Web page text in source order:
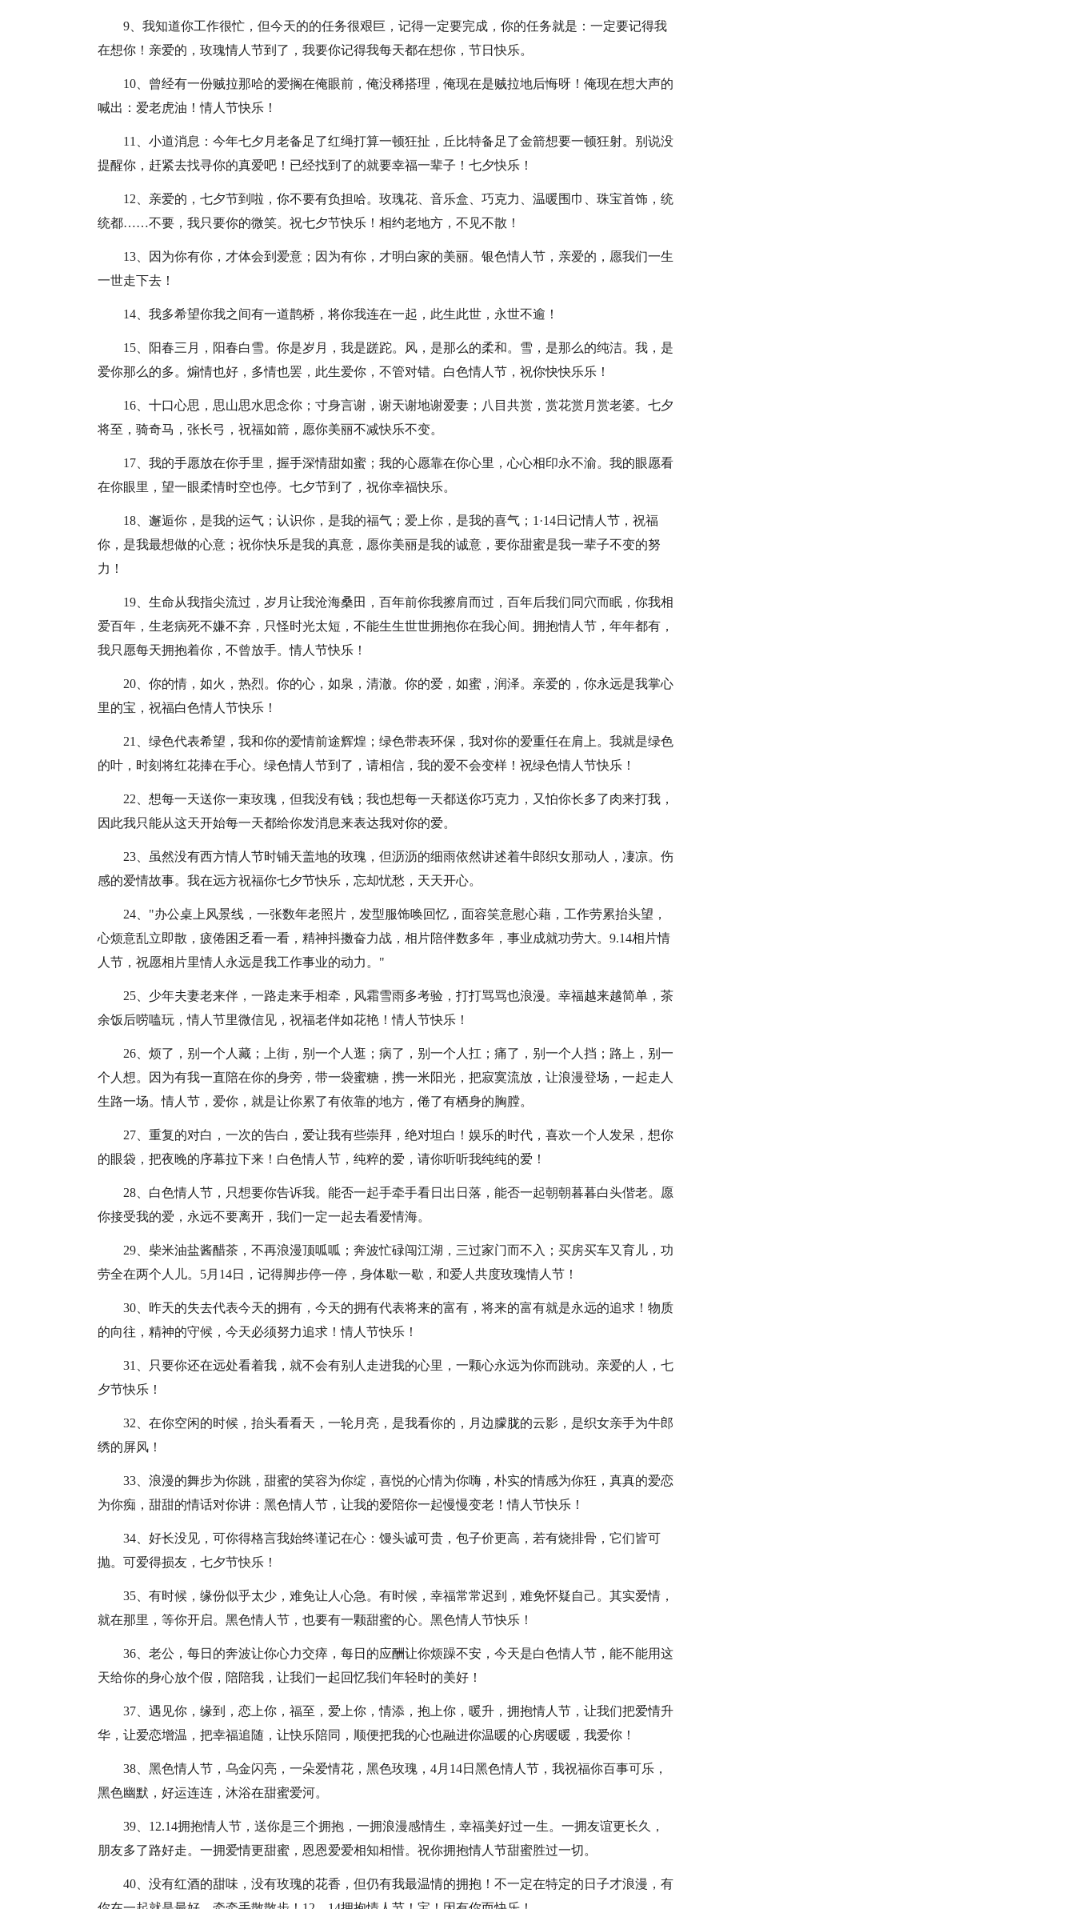
9、我知道你工作很忙，但今天的的任务很艰巨，记得一定要完成，你的任务就是：一定要记得我
在想你！亲爱的，玫瑰情人节到了，我要你记得我每天都在想你，节日快乐。
10、曾经有一份贼拉那哈的爱搁在俺眼前，俺没稀搭理，俺现在是贼拉地后悔呀！俺现在想大声的
喊出：爱老虎油！情人节快乐！
11、小道消息：今年七夕月老备足了红绳打算一顿狂扯，丘比特备足了金箭想要一顿狂射。别说没
提醒你，赶紧去找寻你的真爱吧！已经找到了的就要幸福一辈子！七夕快乐！
12、亲爱的，七夕节到啦，你不要有负担哈。玫瑰花、音乐盒、巧克力、温暖围巾、珠宝首饰，统
统都……不要，我只要你的微笑。祝七夕节快乐！相约老地方，不见不散！
13、因为你有你，才体会到爱意；因为有你，才明白家的美丽。银色情人节，亲爱的，愿我们一生
一世走下去！
14、我多希望你我之间有一道鹊桥，将你我连在一起，此生此世，永世不逾！
15、阳春三月，阳春白雪。你是岁月，我是蹉跎。风，是那么的柔和。雪，是那么的纯洁。我，是
爱你那么的多。煽情也好，多情也罢，此生爱你，不管对错。白色情人节，祝你快快乐乐！
16、十口心思，思山思水思念你；寸身言谢，谢天谢地谢爱妻；八目共赏，赏花赏月赏老婆。七夕
将至，骑奇马，张长弓，祝福如箭，愿你美丽不减快乐不变。
17、我的手愿放在你手里，握手深情甜如蜜；我的心愿靠在你心里，心心相印永不渝。我的眼愿看
在你眼里，望一眼柔情时空也停。七夕节到了，祝你幸福快乐。
18、邂逅你，是我的运气；认识你，是我的福气；爱上你，是我的喜气；1·14日记情人节，祝福
你，是我最想做的心意；祝你快乐是我的真意，愿你美丽是我的诚意，要你甜蜜是我一辈子不变的努
力！
19、生命从我指尖流过，岁月让我沧海桑田，百年前你我擦肩而过，百年后我们同穴而眠，你我相
爱百年，生老病死不嫌不弃，只怪时光太短，不能生生世世拥抱你在我心间。拥抱情人节，年年都有，
我只愿每天拥抱着你，不曾放手。情人节快乐！
20、你的情，如火，热烈。你的心，如泉，清澈。你的爱，如蜜，润泽。亲爱的，你永远是我掌心
里的宝，祝福白色情人节快乐！
21、绿色代表希望，我和你的爱情前途辉煌；绿色带表环保，我对你的爱重任在肩上。我就是绿色
的叶，时刻将红花捧在手心。绿色情人节到了，请相信，我的爱不会变样！祝绿色情人节快乐！
22、想每一天送你一束玫瑰，但我没有钱；我也想每一天都送你巧克力，又怕你长多了肉来打我，
因此我只能从这天开始每一天都给你发消息来表达我对你的爱。
23、虽然没有西方情人节时铺天盖地的玫瑰，但沥沥的细雨依然讲述着牛郎织女那动人，凄凉。伤
感的爱情故事。我在远方祝福你七夕节快乐，忘却忧愁，天天开心。
24、"办公桌上风景线，一张数年老照片，发型服饰唤回忆，面容笑意慰心藉，工作劳累抬头望，
心烦意乱立即散，疲倦困乏看一看，精神抖擞奋力战，相片陪伴数多年，事业成就功劳大。9.14相片情
人节，祝愿相片里情人永远是我工作事业的动力。"
25、少年夫妻老来伴，一路走来手相牵，风霜雪雨多考验，打打骂骂也浪漫。幸福越来越简单，茶
余饭后唠嗑玩，情人节里微信见，祝福老伴如花艳！情人节快乐！
26、烦了，别一个人藏；上街，别一个人逛；病了，别一个人扛；痛了，别一个人挡；路上，别一
个人想。因为有我一直陪在你的身旁，带一袋蜜糖，携一米阳光，把寂寞流放，让浪漫登场，一起走人
生路一场。情人节，爱你，就是让你累了有依靠的地方，倦了有栖身的胸膛。
27、重复的对白，一次的告白，爱让我有些崇拜，绝对坦白！娱乐的时代，喜欢一个人发呆，想你
的眼袋，把夜晚的序幕拉下来！白色情人节，纯粹的爱，请你听听我纯纯的爱！
28、白色情人节，只想要你告诉我。能否一起手牵手看日出日落，能否一起朝朝暮暮白头偕老。愿
你接受我的爱，永远不要离开，我们一定一起去看爱情海。
29、柴米油盐酱醋茶，不再浪漫顶呱呱；奔波忙碌闯江湖，三过家门而不入；买房买车又育儿，功
劳全在两个人儿。5月14日，记得脚步停一停，身体歇一歇，和爱人共度玫瑰情人节！
30、昨天的失去代表今天的拥有，今天的拥有代表将来的富有，将来的富有就是永远的追求！物质
的向往，精神的守候，今天必须努力追求！情人节快乐！
31、只要你还在远处看着我，就不会有别人走进我的心里，一颗心永远为你而跳动。亲爱的人，七
夕节快乐！
32、在你空闲的时候，抬头看看天，一轮月亮，是我看你的，月边朦胧的云影，是织女亲手为牛郎
绣的屏风！
33、浪漫的舞步为你跳，甜蜜的笑容为你绽，喜悦的心情为你嗨，朴实的情感为你狂，真真的爱恋
为你痴，甜甜的情话对你讲：黑色情人节，让我的爱陪你一起慢慢变老！情人节快乐！
34、好长没见，可你得格言我始终谨记在心：馒头诚可贵，包子价更高，若有烧排骨，它们皆可
抛。可爱得损友，七夕节快乐！
35、有时候，缘份似乎太少，难免让人心急。有时候，幸福常常迟到，难免怀疑自己。其实爱情，
就在那里，等你开启。黑色情人节，也要有一颗甜蜜的心。黑色情人节快乐！
36、老公，每日的奔波让你心力交瘁，每日的应酬让你烦躁不安，今天是白色情人节，能不能用这
天给你的身心放个假，陪陪我，让我们一起回忆我们年轻时的美好！
37、遇见你，缘到，恋上你，福至，爱上你，情添，抱上你，暖升，拥抱情人节，让我们把爱情升
华，让爱恋增温，把幸福追随，让快乐陪同，顺便把我的心也融进你温暖的心房暖暖，我爱你！
38、黑色情人节，乌金闪亮，一朵爱情花，黑色玫瑰，4月14日黑色情人节，我祝福你百事可乐，
黑色幽默，好运连连，沐浴在甜蜜爱河。
39、12.14拥抱情人节，送你是三个拥抱，一拥浪漫感情生，幸福美好过一生。一拥友谊更长久，
朋友多了路好走。一拥爱情更甜蜜，恩恩爱爱相知相惜。祝你拥抱情人节甜蜜胜过一切。
40、没有红酒的甜味，没有玫瑰的花香，但仍有我最温情的拥抱！不一定在特定的日子才浪漫，有